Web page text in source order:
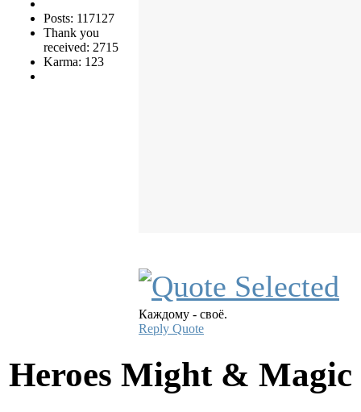
Posts: 117127
Thank you
received: 2715
Karma: 123
Каждому - своё.
Reply Quote
Heroes Might &